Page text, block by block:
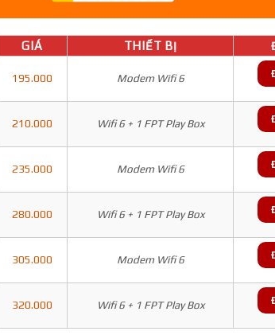
GIÁ THIẾT BỊ
195.000 Modem Wifi 6
210.000 Wifi 6 + 1 FPT Play Box
235.000 Modem Wifi 6
280.000 Wifi 6 + 1 FPT Play Box
305.000 Modem Wifi 6
320.000 Wifi 6 + 1 FPT Play Box